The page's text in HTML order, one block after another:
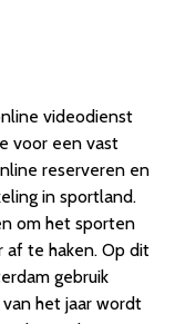
videodienst
voor een vast
reserveren en
in sportland.
om het sporten
te haken. Op dit
gebruik
het jaar wordt